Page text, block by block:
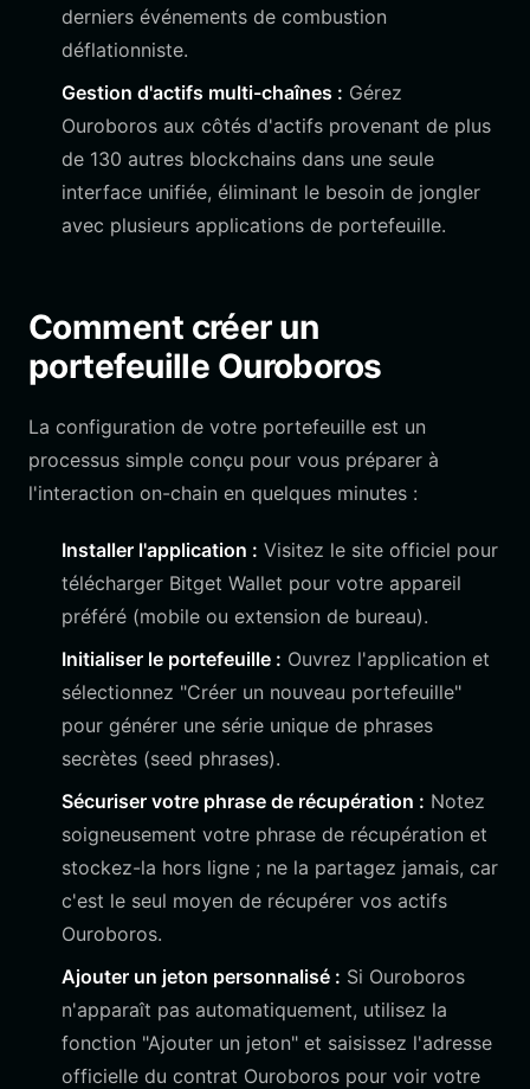
derniers événements de combustion
déflationniste.
Gestion d'actifs multi-chaînes : Gérez
Ouroboros aux côtés d'actifs provenant de plus
de 130 autres blockchains dans une seule
interface unifiée, éliminant le besoin de jongler
avec plusieurs applications de portefeuille.
Comment créer un
portefeuille Ouroboros
La configuration de votre portefeuille est un
processus simple conçu pour vous préparer à
l'interaction on-chain en quelques minutes :
Installer l'application : Visitez le site officiel pour
télécharger Bitget Wallet pour votre appareil
préféré (mobile ou extension de bureau).
Initialiser le portefeuille : Ouvrez l'application et
sélectionnez "Créer un nouveau portefeuille"
pour générer une série unique de phrases
secrètes (seed phrases).
Sécuriser votre phrase de récupération : Notez
soigneusement votre phrase de récupération et
stockez-la hors ligne ; ne la partagez jamais, car
c'est le seul moyen de récupérer vos actifs
Ouroboros.
Ajouter un jeton personnalisé : Si Ouroboros
n'apparaît pas automatiquement, utilisez la
fonction "Ajouter un jeton" et saisissez l'adresse
officielle du contrat Ouroboros pour voir votre